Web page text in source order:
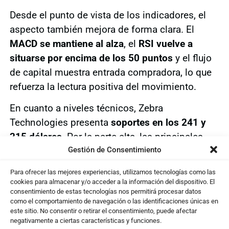
Gestión de Consentimiento
Para ofrecer las mejores experiencias, utilizamos tecnologías como las
cookies para almacenar y/o acceder a la información del dispositivo. El
consentimiento de estas tecnologías nos permitirá procesar datos
como el comportamiento de navegación o las identificaciones únicas en
este sitio. No consentir o retirar el consentimiento, puede afectar
negativamente a ciertas características y funciones.
Desde el punto de vista de los indicadores, el
aspecto también mejora de forma clara. El
MACD se mantiene al alza, el RSI vuelve a
situarse por encima de los 50 puntos y el flujo
de capital muestra entrada compradora, lo que
refuerza la lectura positiva del movimiento.
En cuanto a niveles técnicos, Zebra
Technologies presenta soportes en los 241 y
215 dólares . Por la parte alta, las principales
resistencias se sitúan en los 265 y 275 dólares.
continuidad, mientras que la pérdida de
soportes devolvería cautela al escenario.
Zebra Technologies es una compañía